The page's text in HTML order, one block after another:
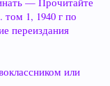
низвел остатки
и суеверия.
1, 1940 г по
переиздания
или